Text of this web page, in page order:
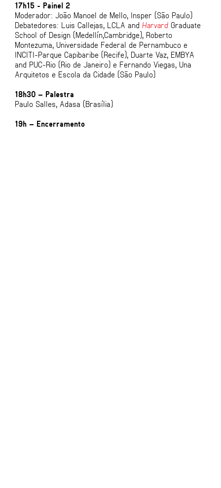
17h15 - Painel 2
Moderador: João Manoel de Mello, Insper (São Paulo)
Debatedores: Luis Callejas, LCLA and Harvard Graduate
School of Design (Medellín,Cambridge), Roberto
Montezuma, Universidade Federal de Pernambuco e
INCITI-Parque Capibaribe (Recife), Duarte Vaz, EMBYA
and PUC-Rio (Rio de Janeiro) e Fernando Viegas, Una
Arquitetos e Escola da Cidade (São Paulo)
18h30 – Palestra
Paulo Salles, Adasa (Brasília)
19h – Encerramento